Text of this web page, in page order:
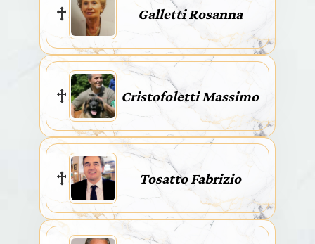
Galletti Rosanna
Cristofoletti Massimo
Tosatto Fabrizio